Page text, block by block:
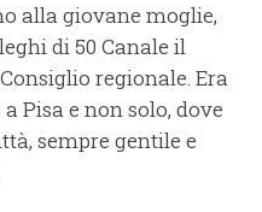
alla giovane moglie,
di 50 Canale il
regionale. Era
Pisa e non solo, dove
sempre gentile e